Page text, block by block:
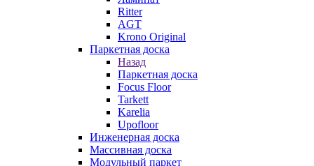
Ritter
AGT
Krono Original
Паркетная доска
Назад
Паркетная доска
Focus Floor
Tarkett
Karelia
Upofloor
Инженерная доска
Массивная доска
Модульный паркет